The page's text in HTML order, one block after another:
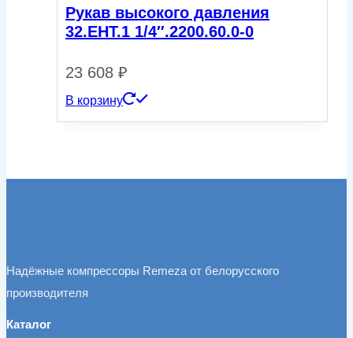
Рукав высокого давления
32.ЕНТ.1 1/4″.2200.60.0-0
23 608 ₽
В корзину
Надёжные компрессоры Remeza от белорусского
производителя
Каталог